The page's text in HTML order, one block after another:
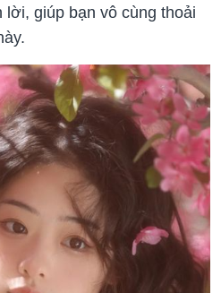
lời, giúp bạn vô cùng thoải